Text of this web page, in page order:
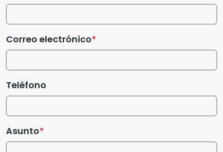
Correo electrónico
Teléfono
Asunto